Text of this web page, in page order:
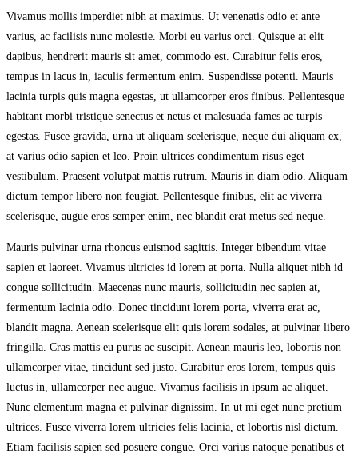
Vivamus mollis imperdiet nibh at maximus. Ut venenatis odio et ante
varius, ac facilisis nunc molestie. Morbi eu varius orci. Quisque at elit
dapibus, hendrerit mauris sit amet, commodo est. Curabitur felis eros,
tempus in lacus in, iaculis fermentum enim. Suspendisse potenti. Mauris
lacinia turpis quis magna egestas, ut ullamcorper eros finibus. Pellentesque
habitant morbi tristique senectus et netus et malesuada fames ac turpis
egestas. Fusce gravida, urna ut aliquam scelerisque, neque dui aliquam ex,
at varius odio sapien et leo. Proin ultrices condimentum risus eget
vestibulum. Praesent volutpat mattis rutrum. Mauris in diam odio. Aliquam
dictum tempor libero non feugiat. Pellentesque finibus, elit ac viverra
scelerisque, augue eros semper enim, nec blandit erat metus sed neque.
Mauris pulvinar urna rhoncus euismod sagittis. Integer bibendum vitae
sapien et laoreet. Vivamus ultricies id lorem at porta. Nulla aliquet nibh id
congue sollicitudin. Maecenas nunc mauris, sollicitudin nec sapien at,
fermentum lacinia odio. Donec tincidunt lorem porta, viverra erat ac,
blandit magna. Aenean scelerisque elit quis lorem sodales, at pulvinar libero
fringilla. Cras mattis eu purus ac suscipit. Aenean mauris leo, lobortis non
ullamcorper vitae, tincidunt sed justo. Curabitur eros lorem, tempus quis
luctus in, ullamcorper nec augue. Vivamus facilisis in ipsum ac aliquet.
Nunc elementum magna et pulvinar dignissim. In ut mi eget nunc pretium
ultrices. Fusce viverra lorem ultricies felis lacinia, et lobortis nisl dictum.
Etiam facilisis sapien sed posuere congue. Orci varius natoque penatibus et